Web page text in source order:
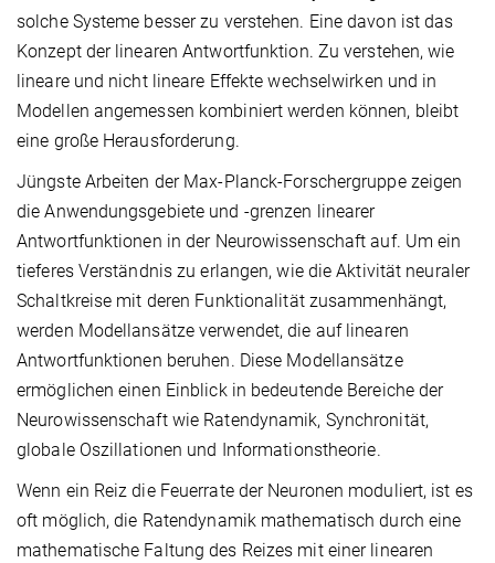
solche Systeme besser zu verstehen. Eine davon ist das
Konzept der linearen Antwortfunktion. Zu verstehen, wie
lineare und nicht lineare Effekte wechselwirken und in
Modellen angemessen kombiniert werden können, bleibt
eine große Herausforderung.
Jüngste Arbeiten der Max-Planck-Forschergruppe zeigen
die Anwendungsgebiete und -grenzen linearer
Antwortfunktionen in der Neurowissenschaft auf. Um ein
tieferes Verständnis zu erlangen, wie die Aktivität neuraler
Schaltkreise mit deren Funktionalität zusammenhängt,
werden Modellansätze verwendet, die auf linearen
Antwortfunktionen beruhen. Diese Modellansätze
ermöglichen einen Einblick in bedeutende Bereiche der
Neurowissenschaft wie Ratendynamik, Synchronität,
globale Oszillationen und Informationstheorie.
Wenn ein Reiz die Feuerrate der Neuronen moduliert, ist es
oft möglich, die Ratendynamik mathematisch durch eine
mathematische Faltung des Reizes mit einer linearen